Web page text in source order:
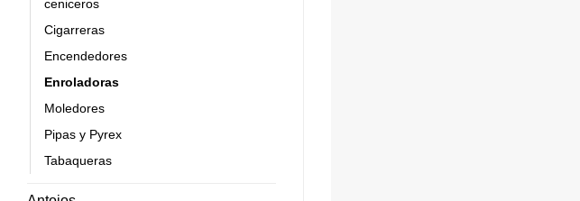
ceniceros
Cigarreras
Encendedores
Enroladoras
Moledores
Pipas y Pyrex
Tabaqueras